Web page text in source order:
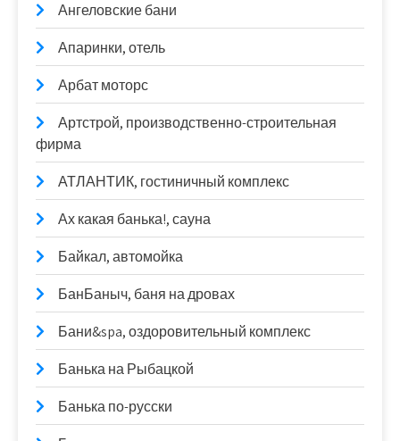
Ангеловские бани
Апаринки, отель
Арбат моторс
Артстрой, производственно-строительная
фирма
АТЛАНТИК, гостиничный комплекс
Ах какая банька!, сауна
Байкал, автомойка
БанБаныч, баня на дровах
Бани&spa, оздоровительный комплекс
Банька на Рыбацкой
Банька по-русски